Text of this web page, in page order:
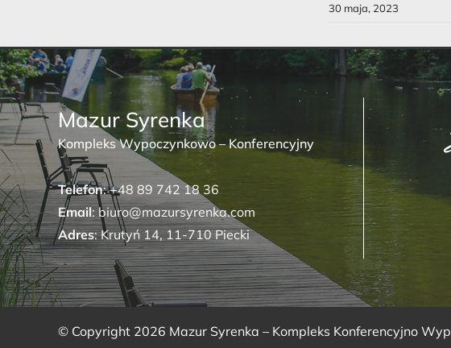
30 maja, 2023
Mazur Syrenka
Kompleks Wypoczynkowo – Konferencyjny
Telefon: +48 89 742 18 36
Email: biuro@mazursyrenka.com
Adres: Krutyń 14, 11-710 Piecki
© Copyright 2026 Mazur Syrenka – Kompleks Konferencyjno